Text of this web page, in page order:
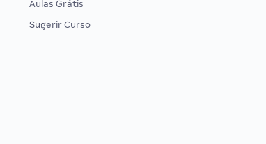
Aulas Grátis
Sugerir Curso